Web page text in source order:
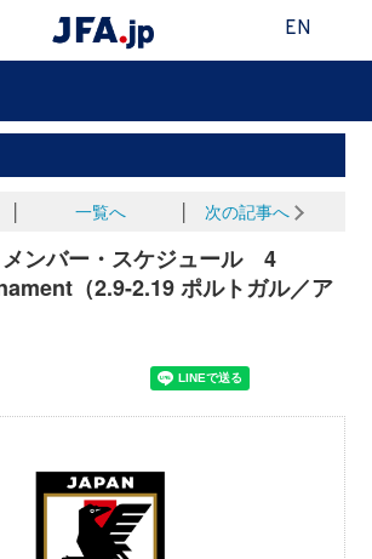
EN
一覧へ 次の記事へ
メンバー・スケジュール 4
（2.9-2.19 ポルトガル／ア